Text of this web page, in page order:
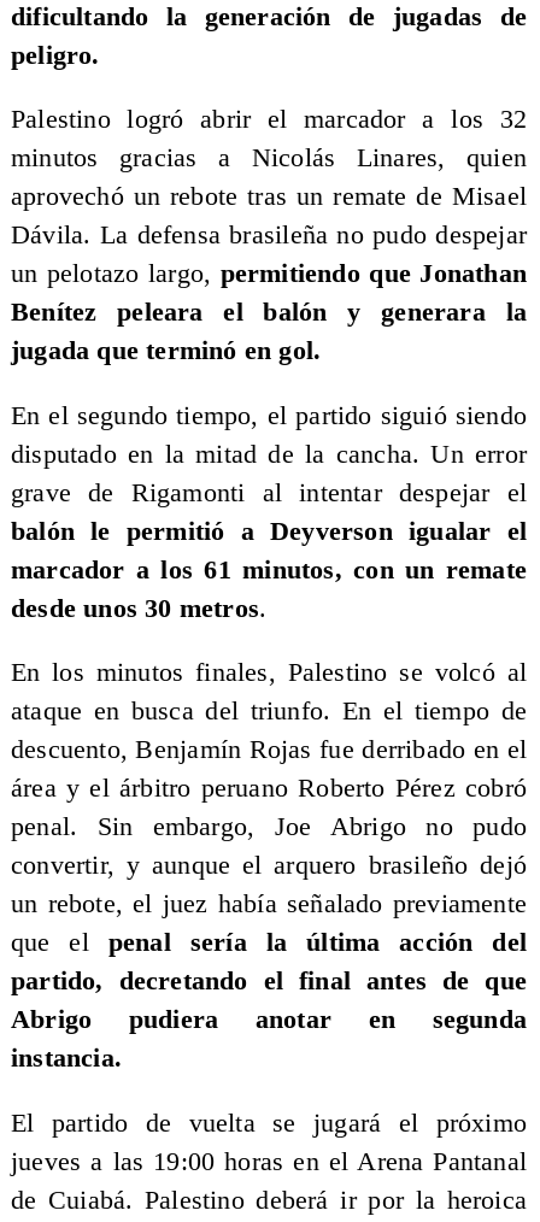
dificultando la generación de jugadas de
peligro.
Palestino logró abrir el marcador a los 32
minutos gracias a Nicolás Linares, quien
aprovechó un rebote tras un remate de Misael
Dávila. La defensa brasileña no pudo despejar
un pelotazo largo, permitiendo que Jonathan
Benítez peleara el balón y generara la
jugada que terminó en gol.
En el segundo tiempo, el partido siguió siendo
disputado en la mitad de la cancha. Un error
grave de Rigamonti al intentar despejar el
balón le permitió a Deyverson igualar el
marcador a los 61 minutos, con un remate
desde unos 30 metros.
En los minutos finales, Palestino se volcó al
ataque en busca del triunfo. En el tiempo de
descuento, Benjamín Rojas fue derribado en el
área y el árbitro peruano Roberto Pérez cobró
penal. Sin embargo, Joe Abrigo no pudo
convertir, y aunque el arquero brasileño dejó
un rebote, el juez había señalado previamente
que elpenal sería la última acción del
partido, decretando el final antes de que
Abrigo pudiera anotar en segunda
instancia.
El partido de vuelta se jugará el próximo
jueves a las 19:00 horas en el Arena Pantanal
de Cuiabá. Palestino deberá ir por la heroica